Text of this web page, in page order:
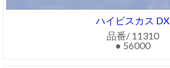
ハイビスカス DX
品番/ 11310
● 56000